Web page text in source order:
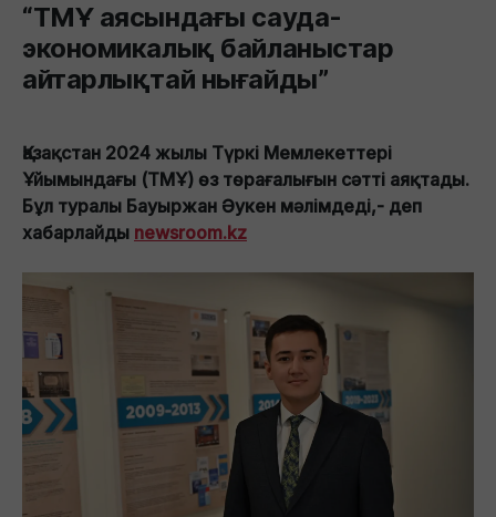
“ТМҰ аясындағы сауда-
экономикалық байланыстар
айтарлықтай нығайды”
Қазақстан 2024 жылы Түркі Мемлекеттері
Ұйымындағы (ТМҰ) өз төрағалығын сәтті аяқтады.
Бұл туралы Бауыржан Әукен мәлімдеді,- деп
хабарлайды newsroom.kz